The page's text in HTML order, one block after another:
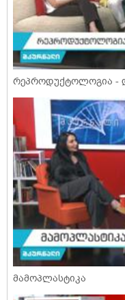
რეპროდუქტოლოგია -
მამოპლასტიკა